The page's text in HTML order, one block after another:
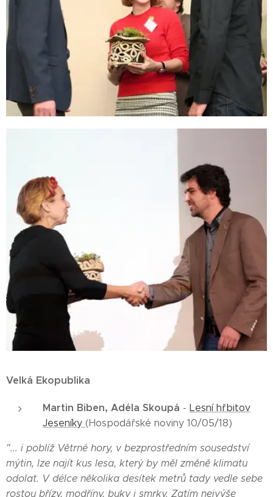
Velká Ekopublika
Martin Biben, Adéla Skoupá - Lesní hřbitov
Jeseníky (Hospodářské noviny 10/05/18)
"... i poblíž Větrné hory, v bezprostředním sousedství
mýtin, lze najít kus lesa, který by měl změně klimatu
odolat. V délce několika desítek metrů tady vedle sebe
rostou břízy, modříny, buky i smrky. Zatím nejvýše